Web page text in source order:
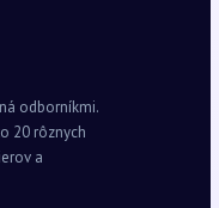
odborníkmi.
20 rôznych
a